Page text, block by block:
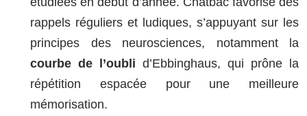
rappels réguliers et ludiques, s’appuyant sur les
principes des neurosciences, notamment la
courbe de l’oubli d’Ebbinghaus, qui prône la
répétition espacée pour une meilleure
mémorisation.